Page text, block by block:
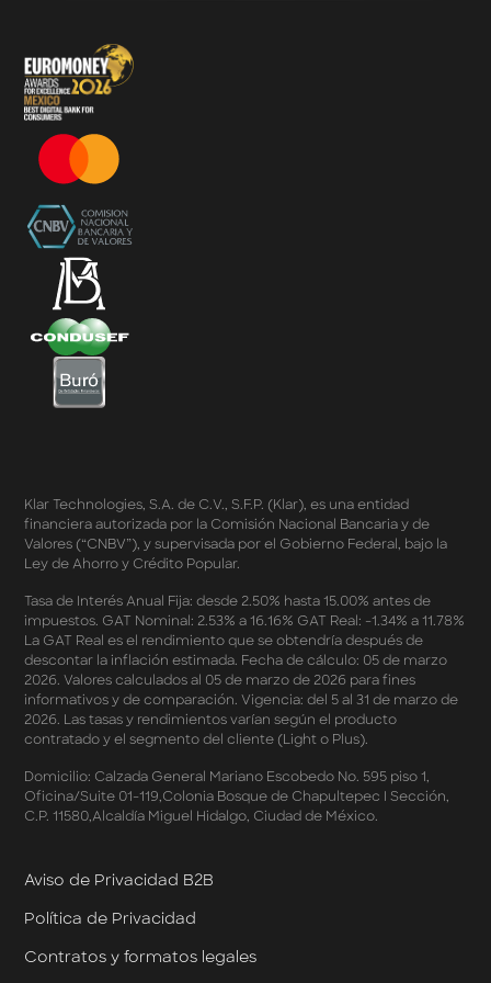
Términos y Condiciones - SplitK Tarjeta de Crédito No
Términos y Condiciones – Acceso a Klar Plus sin costo
Términos y Condiciones – 20% Cashback en
supermercados participantes
Términos y Condiciones Juegos de Mexico 2026
Términos y Condiciones - Amazon Prime Day 2026
Términos y Condiciones – Diferimiento de Compras
con 0% de Interés Desde App
Términos y Condiciones de Beneficios Uber Card
Powered by Klar
Klarfest - Mayo 2026
Klarfest - Día de las Madres 2026
Compra Mínima Klar Plus - SplitK 0% - Cashback
Starbucks 50% - Cashback 20% Décima Compra
Términos y Condiciones - Cashback Primera Compra
en Apple Pay
Términos y Condiciones - Mastercard te lleva a la
Términos y Condiciones – Fechas Dobles “3 de 3” 2026
Mercado Libre
Términos y Condiciones - Reducción Tasa de Interés en
Términos y Condiciones - Apartados - Tasas
Preferentes Febrero 2026
Términos y Condiciones - Programa de Cashback
AWIN
Pago de Servicios a MSI – Supermercados Enero -
Marzo 2026
Términos y Condiciones - Meses Sin Intereses y SplitK
Cashback
Términos y Condiciones Aplicables a la Tarjeta de
Apartados
Mastercard
Términos y Condiciones de Klar Plus
Klar Technologies, S.A. de C.V., S.F.P. (Klar), es una entidad
financiera autorizada por la Comisión Nacional Bancaria y de
Valores (“CNBV”), y supervisada por el Gobierno Federal, bajo la
Ley de Ahorro y Crédito Popular.
Tasa de Interés Anual Fija: desde 2.50% hasta 15.00% antes de
impuestos. GAT Nominal: 2.53% a 16.16% GAT Real: -1.34% a 11.78%
La GAT Real es el rendimiento que se obtendría después de
descontar la inflación estimada. Fecha de cálculo: 05 de marzo
2026. Valores calculados al 05 de marzo de 2026 para fines
informativos y de comparación. Vigencia: del 5 al 31 de marzo de
2026. Las tasas y rendimientos varían según el producto
contratado y el segmento del cliente (Light o Plus).
Domicilio: Calzada General Mariano Escobedo No. 595 piso 1,
Oficina/Suite 01-119,Colonia Bosque de Chapultepec I Sección,
C.P. 11580,Alcaldía Miguel Hidalgo, Ciudad de México.
Aviso de Privacidad B2B
Política de Privacidad
Contratos y formatos legales